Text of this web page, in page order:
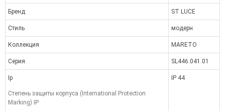
Бренд ST LUCE
Стиль модерн
Коллекция MARETO
Серия SL446.041.01
Ip
Степень защиты корпуса (International Protection
Marking) IP
IP 44